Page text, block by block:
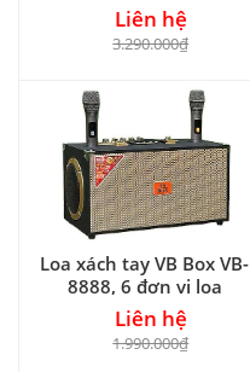
Liên hệ
3.290.000₫
Loa xách tay VB Box VB-
8888, 6 đơn vị loa
Liên hệ
1.990.000₫